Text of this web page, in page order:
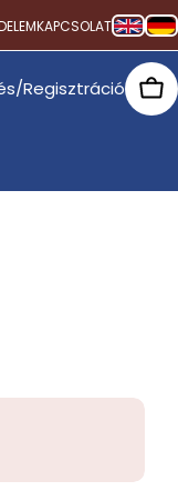
KAPCSOLAT
Regisztráció